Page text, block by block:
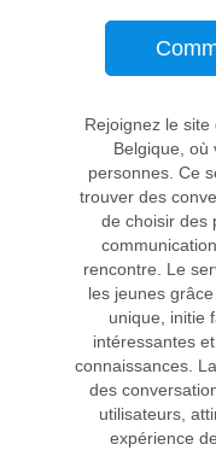
Rejoignez le site
Belgique, où
personnes. Ce
trouver des
de choisir des
rencontre. Le
les jeunes
unique, initie
intéressantes
connaissances.
des
utilisateurs,
expérience